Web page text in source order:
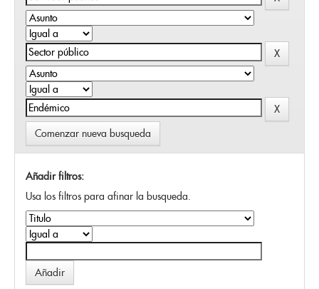
Comenzar nueva busqueda
Añadir filtros:
Usa los filtros para afinar la busqueda.